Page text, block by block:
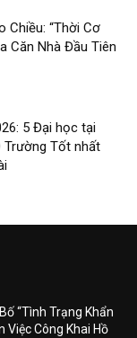
Chiều: “Thời Cơ
Căn Nhà Đầu Tiên
5 Đại học tại
Trường Tốt nhất
“Tình Trạng Khẩn
Việc Công Khai Hồ